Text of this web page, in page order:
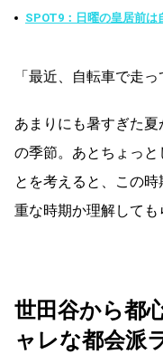
SPOT9：日曜の皇居前は
「最近、自転車で走っ
あまりにも暑すぎた
の季節。あとちょっ
とを考えると、この
重な時期か理解しても
世田谷から都
ャレな都会派